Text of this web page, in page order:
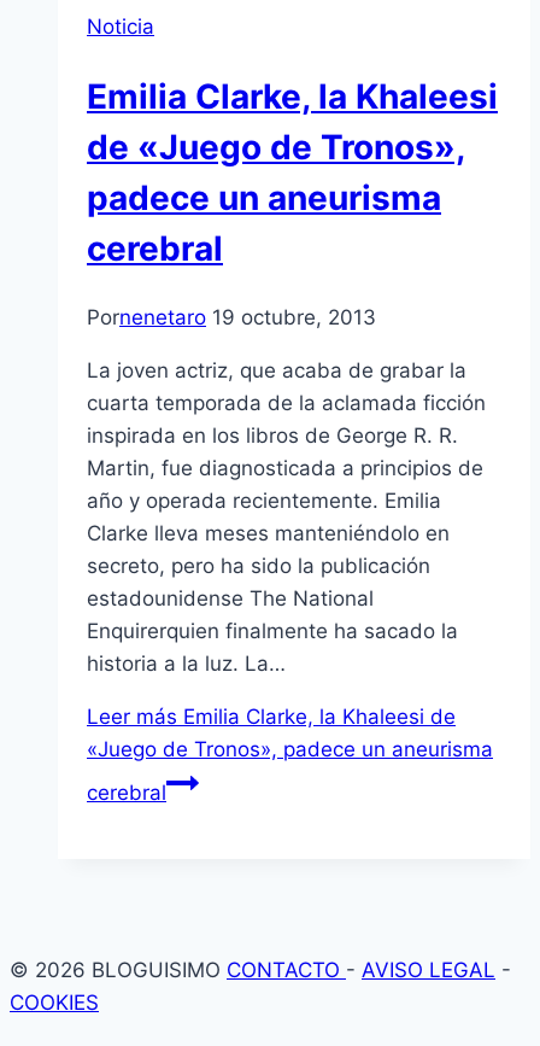
Noticia
Emilia Clarke, la Khaleesi
de «Juego de Tronos»,
padece un aneurisma
cerebral
Pornenetaro 19 octubre, 2013
La joven actriz, que acaba de grabar la
cuarta temporada de la aclamada ficción
inspirada en los libros de George R. R.
Martin, fue diagnosticada a principios de
año y operada recientemente. Emilia
Clarke lleva meses manteniéndolo en
secreto, pero ha sido la publicación
estadounidense The National
Enquirerquien finalmente ha sacado la
historia a la luz. La…
Leer más Emilia Clarke, la Khaleesi de
«Juego de Tronos», padece un aneurisma
cerebral
© 2026 BLOGUISIMO CONTACTO - AVISO LEGAL -
COOKIES